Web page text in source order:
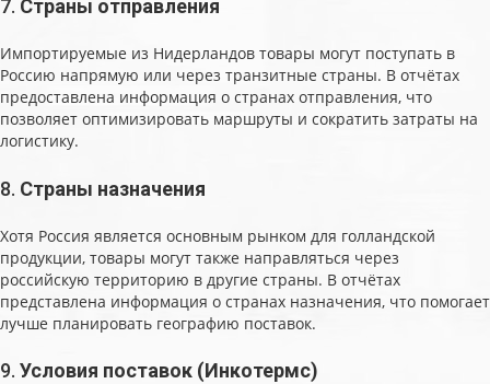
7. Страны отправления
Импортируемые из Нидерландов товары могут поступать в
Россию напрямую или через транзитные страны. В отчётах
предоставлена информация о странах отправления, что
позволяет оптимизировать маршруты и сократить затраты на
логистику.
8. Страны назначения
Хотя Россия является основным рынком для голландской
продукции, товары могут также направляться через
российскую территорию в другие страны. В отчётах
представлена информация о странах назначения, что помогает
лучше планировать географию поставок.
9. Условия поставок (Инкотермс)